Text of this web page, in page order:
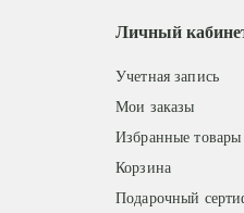
Личный
Учетная запись
Мои заказы
Избранные товары
Корзина
Подарочный